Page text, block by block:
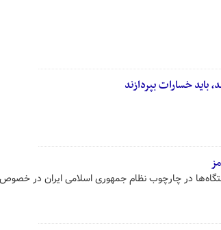
خسارات بپردازند
در چارچوب نظام جمهوری اسلامی ایران در